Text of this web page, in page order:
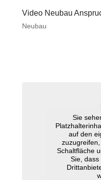
Video Neubau
Neubau
Sie
auf den
Schaltfläche
Sie,